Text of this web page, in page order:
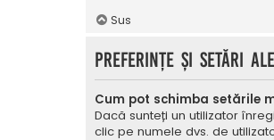
Sus
Preferințe și setări
Cum pot schimba setările
Dacă sunteți un utilizator
clic pe numele dvs. de